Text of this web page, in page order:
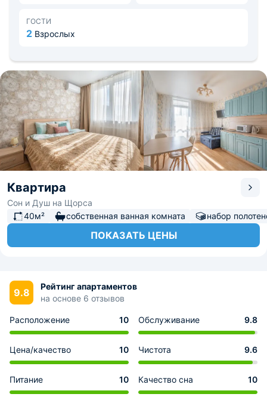
ГОСТИ
2 Взрослых
Квартира
Сон и Душ на Щорса
40м²
собственная ванная комната набор
ПОКАЗАТЬ ЦЕНЫ
9.8
Рейтинг апартаментов
на основе 6 отзывов
Расположение 10 Обслуживание 9.8
Цена/качество 10 Чистота 9.6
Питание 10 Качество сна 10